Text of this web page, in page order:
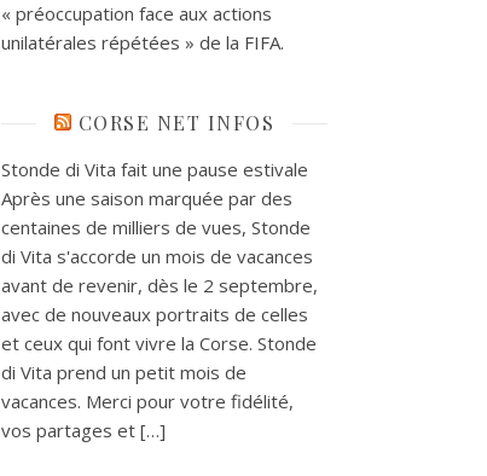
« préoccupation face aux actions
unilatérales répétées » de la FIFA.
CORSE NET INFOS
Stonde di Vita fait une pause estivale
Après une saison marquée par des
centaines de milliers de vues, Stonde
di Vita s'accorde un mois de vacances
avant de revenir, dès le 2 septembre,
avec de nouveaux portraits de celles
et ceux qui font vivre la Corse. Stonde
di Vita prend un petit mois de
vacances. Merci pour votre fidélité,
vos partages et […]